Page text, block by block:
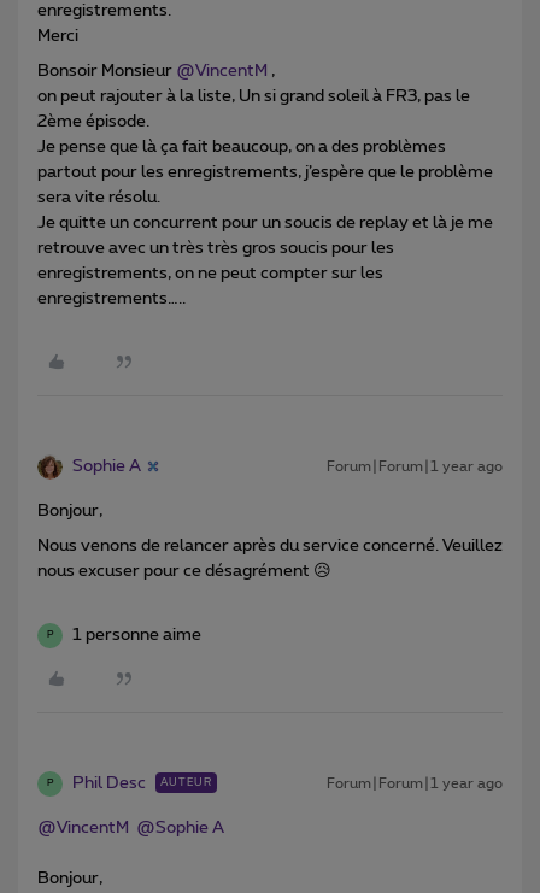
enregistrements.
Merci
Bonsoir Monsieur ​ @VincentM ,
on peut rajouter à la liste, Un si grand soleil à FR3, pas le
2ème épisode.
Je pense que là ça fait beaucoup, on a des problèmes
partout pour les enregistrements, j’espère que le problème
sera vite résolu.
Je quitte un concurrent pour un soucis de replay et là je me
retrouve avec un très très gros soucis pour les
enregistrements, on ne peut compter sur les
enregistrements…..
Sophie A Forum|Forum|1 year ago
Bonjour,
Nous venons de relancer après du service concerné. Veuillez
nous excuser pour ce désagrément 😥
P 1 personne aime
P Phil Desc AUTEUR Forum|Forum|1 year ago
@VincentM @Sophie A
Bonjour,